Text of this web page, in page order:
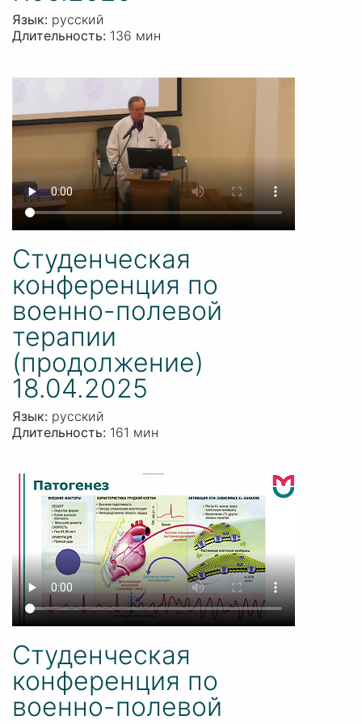
Язык: русский
Длительность: 136 мин
Студенческая
конференция по
военно-полевой
терапии
(продолжение)
18.04.2025
Язык: русский
Длительность: 161 мин
Студенческая
конференция по
военно-полевой